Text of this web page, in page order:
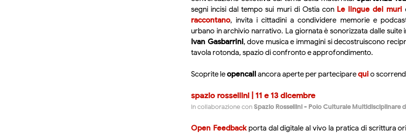
segni incisi dal tempo sui muri di Ostia con Le lingue dei muri
raccontano, invita i cittadini a condividere memorie e
urbano in archivio narrativo. La giornata è sonorizzata dalle suite
Ivan Gasbarrini, dove musica e immagini si decostruiscono
tavola rotonda, spazio di confronto e approfondimento.
Scoprite leopencall ancora aperte per parteciparequio
spazio rossellini | 11 e 13 dicembre
In collaborazione conSpazio Rossellini - Polo Culturale Multidisciplinare
Open Feedbackporta dal digitale al vivo la pratica di scrittura